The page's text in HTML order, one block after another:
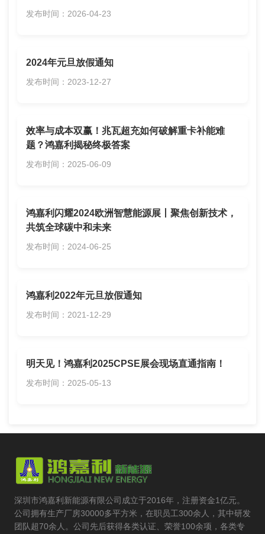
发布时间：2026-04-23
2024年元旦放假通知
发布时间：2023-12-27
效率与成本双赢！兆瓦超充如何破解重卡补能难
题？鸿嘉利揭秘终极答案
发布时间：2025-06-09
鸿嘉利闪耀2024欧洲智慧能源展丨聚焦创新技术，
共筑全球碳中和未来
发布时间：2024-06-25
鸿嘉利2022年元旦放假通知
发布时间：2021-12-29
明天见！鸿嘉利2025CPSE展会现场直通指南！
发布时间：2025-05-13
深圳市鸿嘉利新能源有限公司成立于2016年，注册资金1亿元。
公司拥有生产厂房30000多平方米，在职员工300余人，其中研发
团队超70余人。公司先后获得各类认证、荣誉100余项，各类专